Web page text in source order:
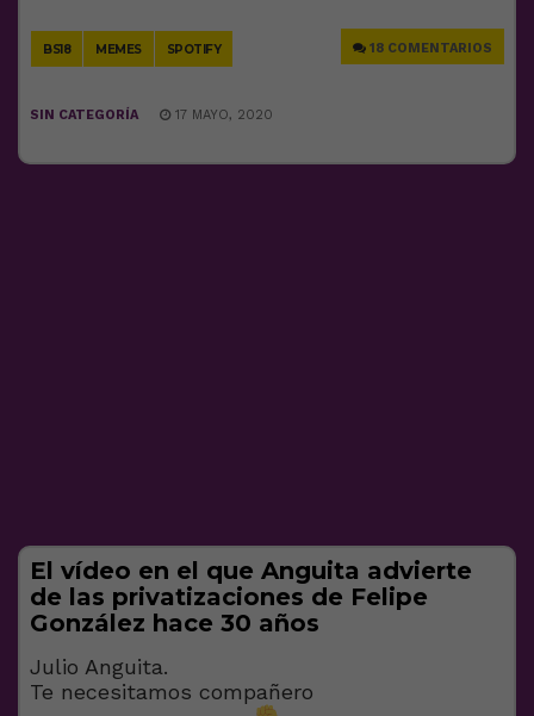
BS18 MEMES SPOTIFY 18 COMENTARIOS
SIN CATEGORÍA 17 MAYO, 2020
El vídeo en el que Anguita advierte
de las privatizaciones de Felipe
González hace 30 años
Julio Anguita.
Te necesitamos compañero